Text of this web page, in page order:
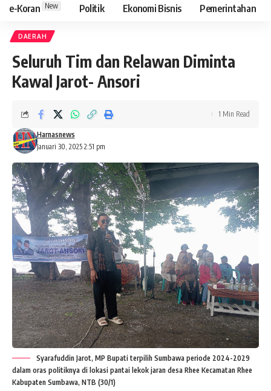
e-Koran New Politik Ekonomi Bisnis Pemerintahan
DAERAH
Seluruh Tim dan Relawan Diminta
Kawal Jarot- Ansori
Januari 30, 2025 2:51 pm
Harnasnews
1 Min Read
Syarafuddin Jarot, MP Bupati terpilih Sumbawa periode 2024-2029
dalam oras politiknya di lokasi pantai lekok jaran desa Rhee Kecamatan Rhee
Kabupaten Sumbawa, NTB (30/1)